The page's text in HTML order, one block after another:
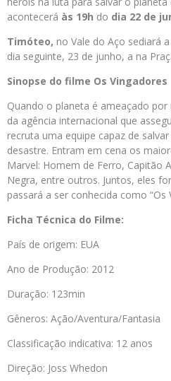
acontecerá às 19h do dia 22 de
Timóteo, no Vale do Aço sediará
dia seguinte, 23 de junho, a na
Sinopse do filme Os Vingadores
Quando o planeta é ameaçado
da agência internacional que
recruta uma equipe capaz de
desastre. Entram em cena os
Marvel: Homem de Ferro, Capitão
Negra, entre outros. Juntos, eles
passará a ser conhecida como “Os
Ficha Técnica do Filme:
País de origem: EUA
Ano de Produção: 2012
Duração: 123min
Gêneros: Ação/Aventura/Fantasia
Classificação indicativa: 12 anos
Direção: Joss Whedon